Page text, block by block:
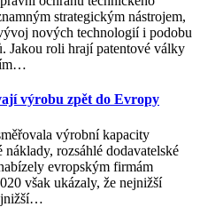
strategickým nástrojem,
nových technologií i podobu
Jakou roli hrají patentové války
…
výrobu zpět do Evropy
výrobní kapacity
rozsáhlé dodavatelské
evropským firmám
však ukázaly, že nejnižší
…